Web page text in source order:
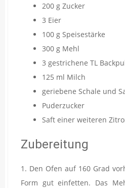
200 g Zucker
3 Eier
100 g Speisestärke
300 g Mehl
3 gestrichene TL
125 ml Milch
geriebene Schale und
Puderzucker
Saft einer weiteren
Zubereitung
1. Den Ofen auf 160 Grad
Form gut einfetten. Das